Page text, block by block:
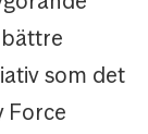
som det
Force